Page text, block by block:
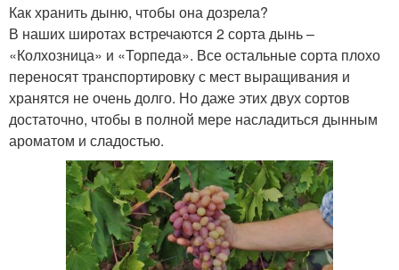
Как хранить дыню, чтобы она дозрела?
В наших широтах встречаются 2 сорта дынь –
«Колхозница» и «Торпеда». Все остальные сорта плохо
переносят транспортировку с мест выращивания и
хранятся не очень долго. Но даже этих двух сортов
достаточно, чтобы в полной мере насладиться дынным
ароматом и сладостью.